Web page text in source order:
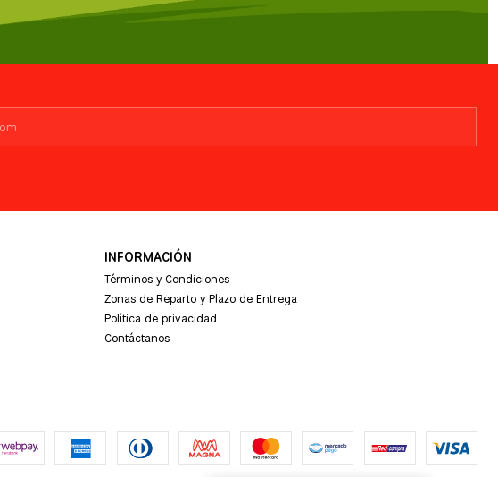
INFORMACIÓN
Términos y Condiciones
Zonas de Reparto y Plazo de Entrega
Política de privacidad
Contáctanos